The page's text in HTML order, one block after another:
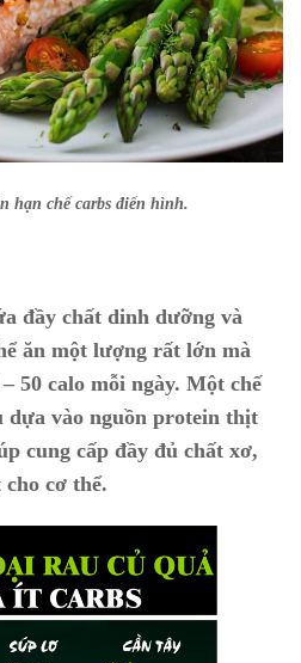
hạn chế carbs điển hình.
đầy chất dinh dưỡng và
ăn một lượng rất lớn mà
50 calo mỗi ngày. Một chế
dựa vào nguồn protein thịt
cung cấp đầy đủ chất xơ,
cơ thể.